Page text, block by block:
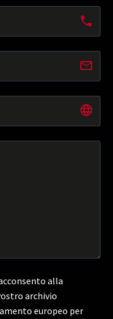
alla
archivio
europeo per